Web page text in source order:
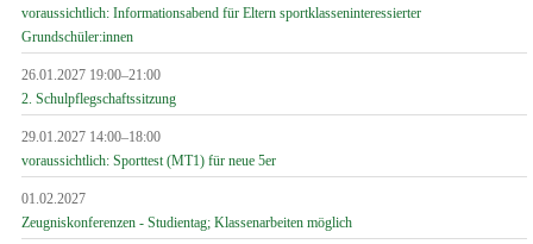
voraussichtlich: Informationsabend für Eltern sportklasseninteressierter
Grundschüler:innen
26.01.2027 19:00–21:00
2. Schulpflegschaftssitzung
29.01.2027 14:00–18:00
voraussichtlich: Sporttest (MT1) für neue 5er
01.02.2027
Zeugniskonferenzen - Studientag; Klassenarbeiten möglich